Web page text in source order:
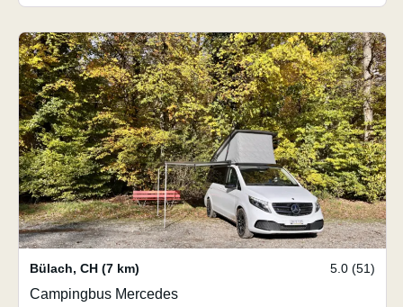
Bülach, CH (7 km) 5.0 (51)
Campingbus Mercedes